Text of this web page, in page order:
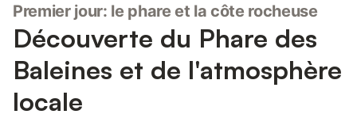
Premier jour: le phare et la côte rocheuse
Découverte du Phare des
Baleines et de l'atmosphère
locale